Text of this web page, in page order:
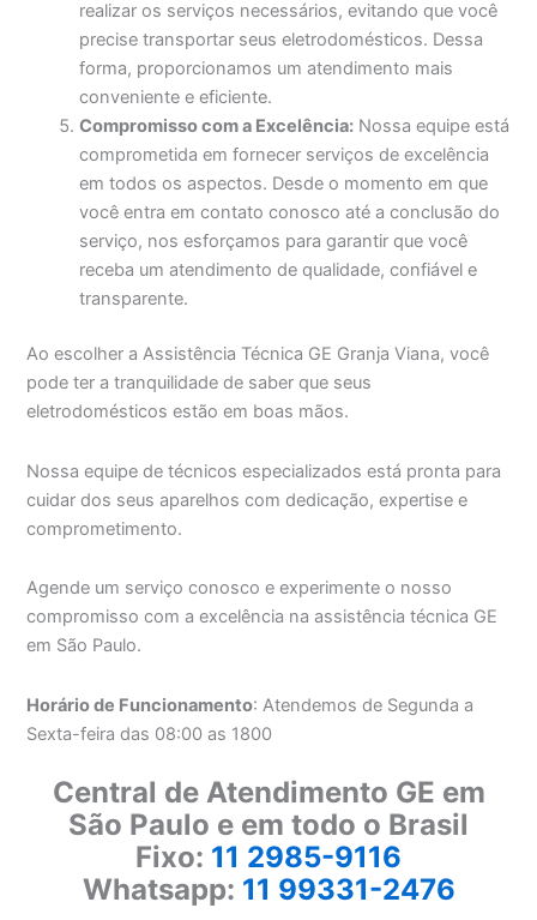
realizar os serviços necessários, evitando que você
precise transportar seus eletrodomésticos. Dessa
forma, proporcionamos um atendimento mais
conveniente e eficiente.
Compromisso com a Excelência: Nossa equipe está
comprometida em fornecer serviços de excelência
em todos os aspectos. Desde o momento em que
você entra em contato conosco até a conclusão do
serviço, nos esforçamos para garantir que você
receba um atendimento de qualidade, confiável e
transparente.
Ao escolher a Assistência Técnica GE Granja Viana, você
pode ter a tranquilidade de saber que seus
eletrodomésticos estão em boas mãos.
Nossa equipe de técnicos especializados está pronta para
cuidar dos seus aparelhos com dedicação, expertise e
comprometimento.
Agende um serviço conosco e experimente o nosso
compromisso com a excelência na assistência técnica GE
em São Paulo.
Horário de Funcionamento: Atendemos de Segunda a
Sexta-feira das 08:00 as 1800
Central de Atendimento GE em
São Paulo e em todo o Brasil
Fixo: 11 2985-9116
Whatsapp: 11 99331-2476